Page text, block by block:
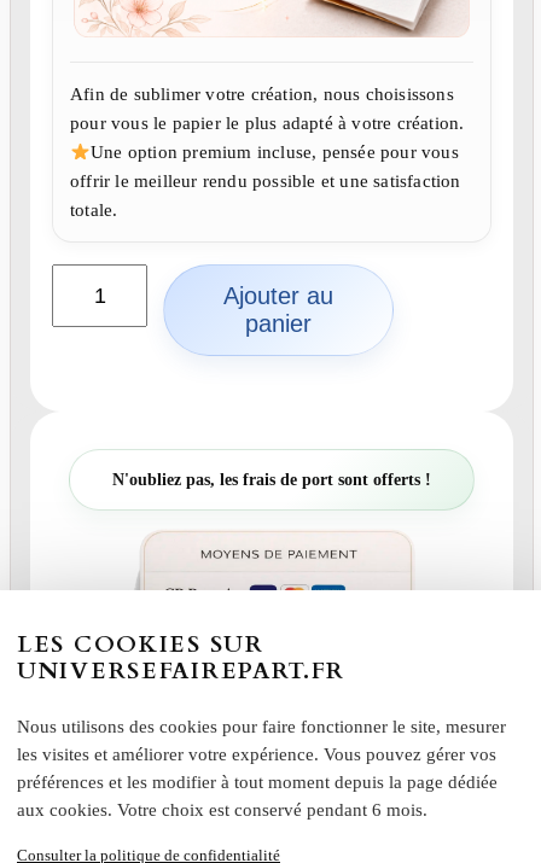
Afin de sublimer votre création, nous choisissons
pour vous le papier le plus adapté à votre création.
Une option premium incluse, pensée pour vous
offrir le meilleur rendu possible et une satisfaction
totale.
a
t
i
n
U
n
i
Ajouter au
panier
N'oubliez pas, les frais de port sont offerts !
LES COOKIES SUR
UNIVERSEFAIREPART.FR
Nous utilisons des cookies pour faire fonctionner le site, mesurer
les visites et améliorer votre expérience. Vous pouvez gérer vos
préférences et les modifier à tout moment depuis la page dédiée
aux cookies. Votre choix est conservé pendant 6 mois.
Consulter la politique de confidentialité